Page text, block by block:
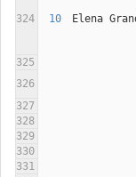
324 10 Elena
325
326
327
328
329
330
331